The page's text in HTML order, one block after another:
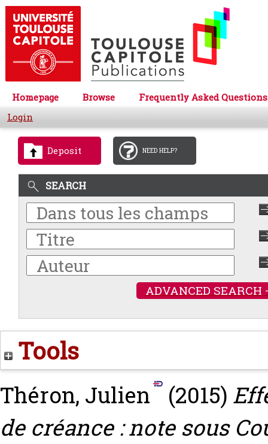
Homepage Browse
Frequently Asked Questions
Login
Deposit NEED HELP?
SEARCH
ADVANCED SEARCH
Tools
Théron, Julien (2015)
de créance : note sous